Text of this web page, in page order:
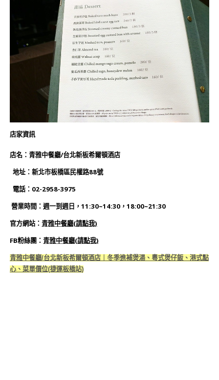
店家資訊
店名：青雅中餐廳/台北新板希爾頓酒店
地址：新北市板橋區民權路88號
電話：02-2958-3975
營業時間：週一到週日，11:30~14:30，18:00~21:30
官方網站： 青雅中餐廳(請點我)
FB粉絲團 ： 青雅中餐廳(請點我)
青雅中餐廳/台北新板希爾頓酒店｜冬季進補煲湯、粵式煲仔飯、港式點
心、菜單價位(捷運板橋站)